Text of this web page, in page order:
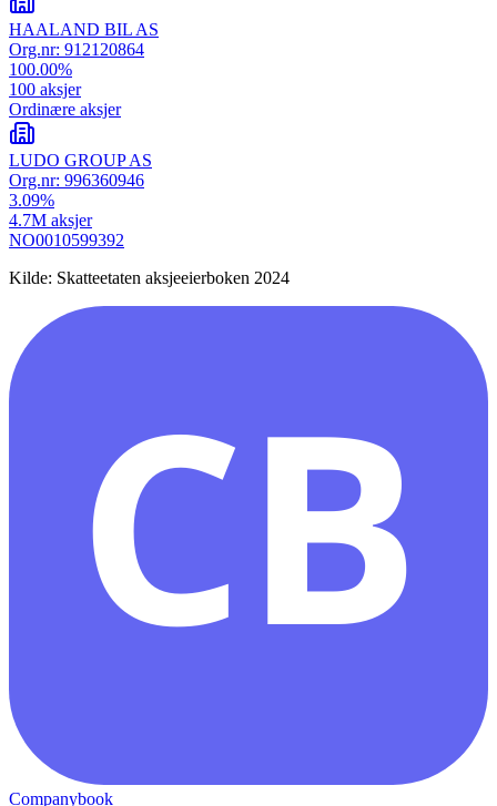
HAALAND BIL AS
Org.nr: 912120864
100.00%
100 aksjer
Ordinære aksjer
LUDO GROUP AS
Org.nr: 996360946
3.09%
4.7M aksjer
NO0010599392
Kilde: Skatteetaten aksjeeierboken 2024
CB
Companybook